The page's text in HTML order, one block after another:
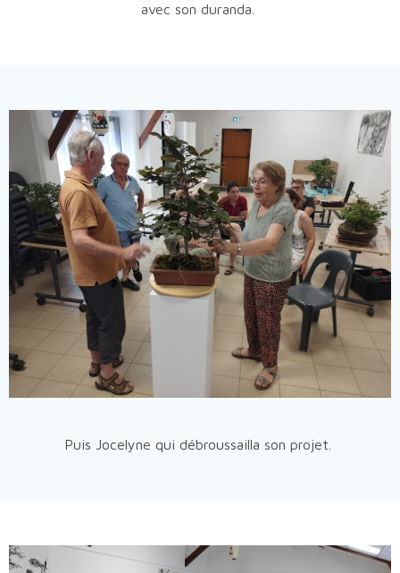
avec son duranda.
Puis Jocelyne qui débroussailla son projet.